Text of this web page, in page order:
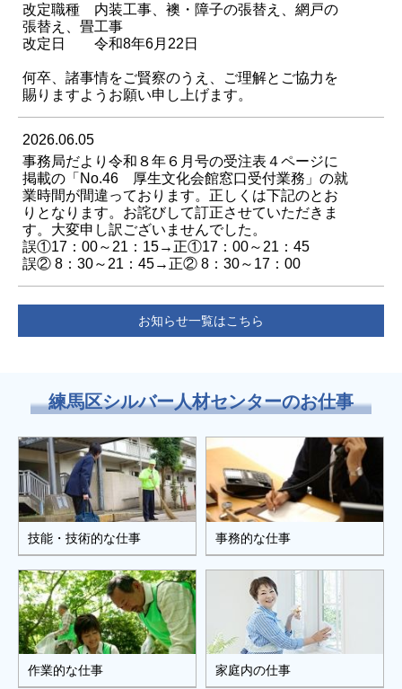
改定職種 内装工事、襖・障子の張替え、網戸の
張替え、畳工事
改定日 令和8年6月22日
何卒、諸事情をご賢察のうえ、ご理解とご協力を
賜りますようお願い申し上げます。
2026.06.05
事務局だより令和８年６月号の受注表４ページに
掲載の「No.46 厚生文化会館窓口受付業務」の就
業時間が間違っております。正しくは下記のとお
りとなります。お詫びして訂正させていただきま
す。大変申し訳ございませんでした。
誤①17：00～21：15→正①17：00～21：45
誤② 8：30～21：45→正② 8：30～17：00
お知らせ一覧はこちら
練馬区シルバー人材センターのお仕事
技能・技術的な仕事 事務的な仕事
作業的な仕事 家庭内の仕事